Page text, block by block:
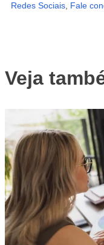
Redes Sociais, Fale
Veja